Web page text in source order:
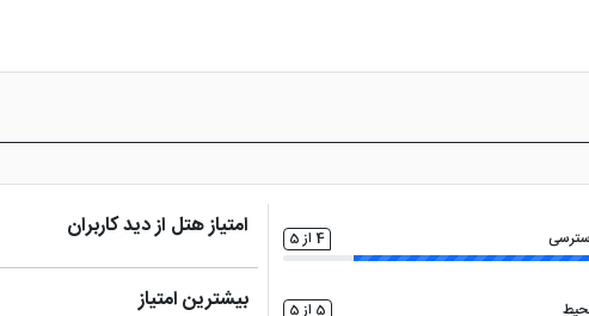
4 از 5
5 از 5
امتیاز هتل از دید کاربران
بیشترین امتیاز